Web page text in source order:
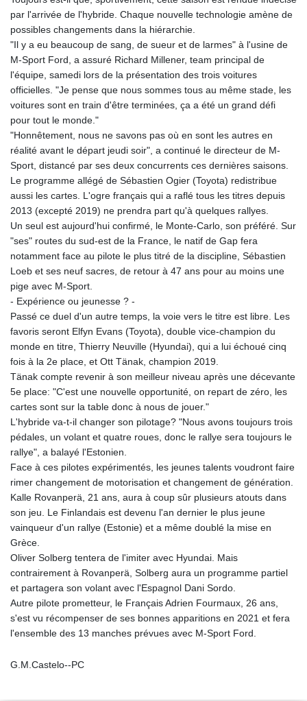
par l'arrivée de l'hybride. Chaque nouvelle technologie amène de
possibles changements dans la hiérarchie.
"Il y a eu beaucoup de sang, de sueur et de larmes" à l'usine de
M-Sport Ford, a assuré Richard Millener, team principal de
l'équipe, samedi lors de la présentation des trois voitures
officielles. "Je pense que nous sommes tous au même stade, les
voitures sont en train d'être terminées, ça a été un grand défi
pour tout le monde."
"Honnêtement, nous ne savons pas où en sont les autres en
réalité avant le départ jeudi soir", a continué le directeur de M-
Sport, distancé par ses deux concurrents ces dernières saisons.
Le programme allégé de Sébastien Ogier (Toyota) redistribue
aussi les cartes. L'ogre français qui a raflé tous les titres depuis
2013 (excepté 2019) ne prendra part qu'à quelques rallyes.
Un seul est aujourd'hui confirmé, le Monte-Carlo, son préféré. Sur
"ses" routes du sud-est de la France, le natif de Gap fera
notamment face au pilote le plus titré de la discipline, Sébastien
Loeb et ses neuf sacres, de retour à 47 ans pour au moins une
pige avec M-Sport.
- Expérience ou jeunesse ? -
Passé ce duel d'un autre temps, la voie vers le titre est libre. Les
favoris seront Elfyn Evans (Toyota), double vice-champion du
monde en titre, Thierry Neuville (Hyundai), qui a lui échoué cinq
fois à la 2e place, et Ott Tänak, champion 2019.
Tänak compte revenir à son meilleur niveau après une décevante
5e place: "C'est une nouvelle opportunité, on repart de zéro, les
cartes sont sur la table donc à nous de jouer."
L'hybride va-t-il changer son pilotage? "Nous avons toujours trois
pédales, un volant et quatre roues, donc le rallye sera toujours le
rallye", a balayé l'Estonien.
Face à ces pilotes expérimentés, les jeunes talents voudront faire
rimer changement de motorisation et changement de génération.
Kalle Rovanperä, 21 ans, aura à coup sûr plusieurs atouts dans
son jeu. Le Finlandais est devenu l'an dernier le plus jeune
vainqueur d'un rallye (Estonie) et a même doublé la mise en
Grèce.
Oliver Solberg tentera de l'imiter avec Hyundai. Mais
contrairement à Rovanperä, Solberg aura un programme partiel
et partagera son volant avec l'Espagnol Dani Sordo.
Autre pilote prometteur, le Français Adrien Fourmaux, 26 ans,
s'est vu récompenser de ses bonnes apparitions en 2021 et fera
l'ensemble des 13 manches prévues avec M-Sport Ford.
G.M.Castelo--PC